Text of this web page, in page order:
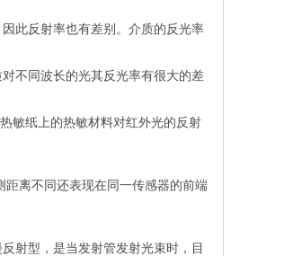
此反射率也有差别。介质的反光率
不同波长的光其反光率有很大的差
敏纸上的热敏材料对红外光的反射
离不同还表现在同一传感器的前端
射型，是当发射管发射光束时，目